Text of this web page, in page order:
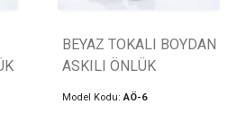
BEYAZ TOKALI BOYDAN
ASKILI ÖNLÜK
Model Kodu:AÖ-6